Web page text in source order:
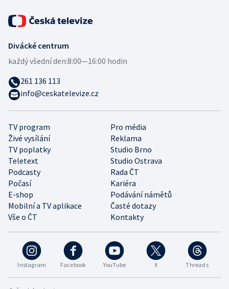
Instagram Facebook YouTube X Threads
TV program
Pro média
Živé vysílání
Reklama
TV poplatky
Studio Brno
Teletext
Studio Ostrava
Podcasty
Rada ČT
Počasí
Kariéra
E-shop
Podávání námětů
Mobilní a TV aplikace
Časté dotazy
Vše o ČT
Kontakty
Divácké centrum
každý všední den:8:00—16:00 hodin
261 136 113
info@ceskatelevize.cz